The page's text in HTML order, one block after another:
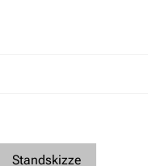
Standskizze